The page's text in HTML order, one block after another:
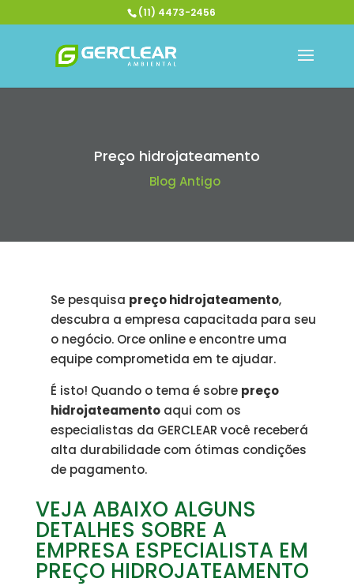
(11) 4473-2456
Preço hidrojateamento
Blog Antigo
Se pesquisa preço hidrojateamento,
descubra a empresa capacitada para seu
o negócio. Orce online e encontre uma
equipe comprometida em te ajudar.
É isto! Quando o tema é sobre preço
hidrojateamento aqui com os
especialistas da GERCLEAR você receberá
alta durabilidade com ótimas condições
de pagamento.
VEJA ABAIXO ALGUNS
DETALHES SOBRE A
EMPRESA ESPECIALISTA EM
PREÇO HIDROJATEAMENTO